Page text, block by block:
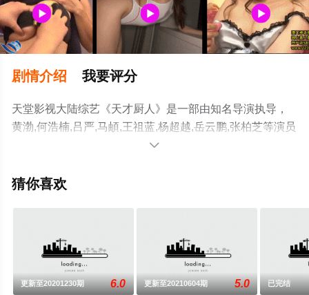
剧情介绍 我要评分
天堂影视大陆综艺《天才厨人》是一部由知名导演执导，
黄渤,何浩楠,吕严,马頔,王祖蓝,杨超越,岳云鹏,张柏芝等演员
精彩演绎的中国大陆综艺节目，手机免费观看高清未删减
豆瓣综艺、电视猫或剧情网等平台了解。

猜你喜欢
更新至20201230期 6.0 更新至20210604期 5.0 已完结